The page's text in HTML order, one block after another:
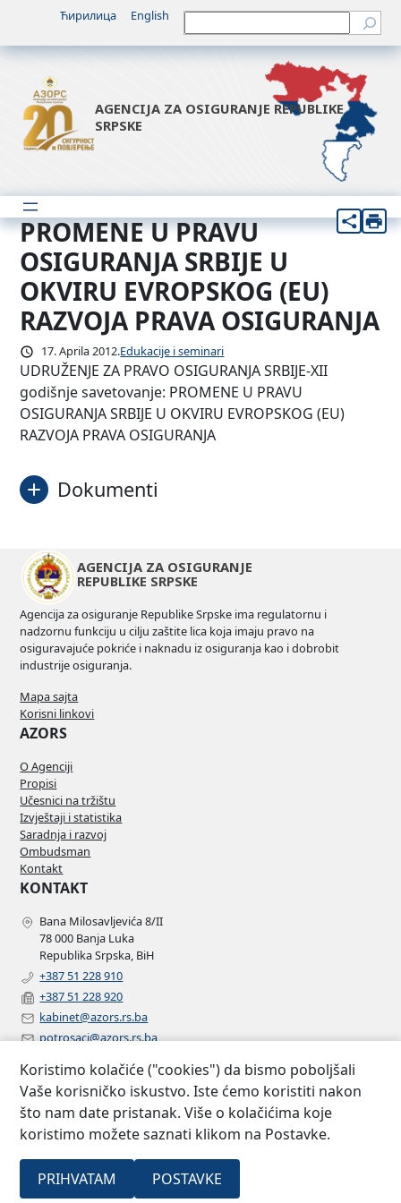
sadržaj
Ћирилица English Претрага
AGENCIJA ZA OSIGURANJE REPUBLIKE
SRPSKE
PROMENE U PRAVU
OSIGURANJA SRBIJE U
OKVIRU EVROPSKOG (EU)
RAZVOJA PRAVA OSIGURANJA
17. Aprila 2012.Edukacije i seminari
UDRUŽENJE ZA PRAVO OSIGURANJA SRBIJE-XII
godišnje savetovanje: PROMENE U PRAVU
OSIGURANJA SRBIJE U OKVIRU EVROPSKOG (EU)
RAZVOJA PRAVA OSIGURANJA
Dokumenti
AGENCIJA ZA OSIGURANJE
REPUBLIKE SRPSKE
Agencija za osiguranje Republike Srpske ima regulatornu i
nadzornu funkciju u cilju zaštite lica koja imaju pravo na
osiguravajuće pokriće i naknadu iz osiguranja kao i dobrobit
industrije osiguranja.
Mapa sajta
Korisni linkovi
AZORS
O Agenciji
Propisi
Učesnici na tržištu
Izvještaji i statistika
Saradnja i razvoj
Ombudsman
Kontakt
KONTAKT
Bana Milosavljevića 8/II
78 000 Banja Luka
Republika Srpska, BiH
+387 51 228 910
+387 51 228 920
kabinet@azors.rs.ba
potrosaci@azors.rs.ba
PRATITE NAS
Facebook
Instagram
Linkedin
2007 –
Agencija za osiguranje Republike
Srpske
Koristimo kolačiće ("cookies") da bismo poboljšali
Vaše korisničko iskustvo. Iste ćemo koristiti nakon
što nam date pristanak. Više o kolačićima koje
koristimo možete saznati klikom na Postavke.
PRIHVATAM POSTAVKE